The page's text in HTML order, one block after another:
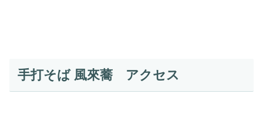
手打そば 風來蕎 アクセス